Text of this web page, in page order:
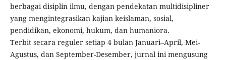
berbagai disiplin ilmu, dengan pendekatan multidisipliner
yang mengintegrasikan kajian keislaman, sosial,
pendidikan, ekonomi, hukum, dan humaniora.
Terbit secara reguler setiap 4 bulan Januari–April, Mei-
Agustus, dan September-Desember, jurnal ini mengusung